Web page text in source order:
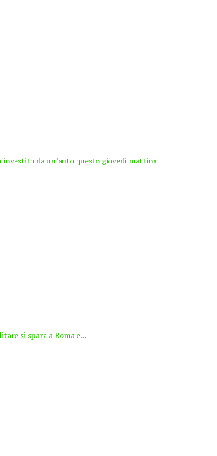
da un’auto questo giovedì mattina...
si spara a Roma e...